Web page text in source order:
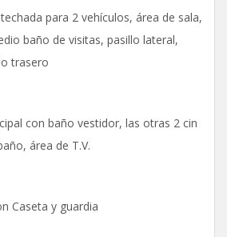
para 2 vehículos, área de sala,
baño de visitas, pasillo lateral,
trasero
con baño vestidor, las otras 2 cin
área de T.V.
Caseta y guardia